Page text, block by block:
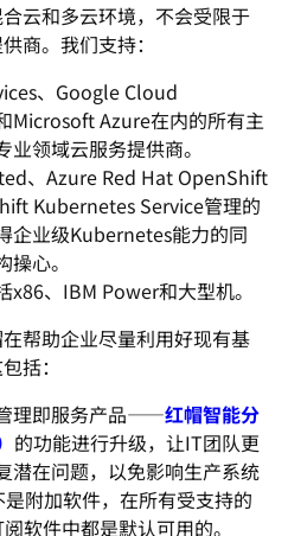
云和多云环境，不会受限于
商。我们支持：
、Google Cloud
Azure在内的所有主
领域云服务提供商。
、Azure Red Hat OpenShift
Kubernetes Service管理的
企业级Kubernetes能力的同
心。
x86、IBM Power和大型机。
帮助企业尽量利用好现有基
括：
理即服务产品——红帽智能分
的功能进行升级，让IT团队更
潜在问题，以免影响生产系统
附加软件，在所有受支持的
软件中都是默认可用的。